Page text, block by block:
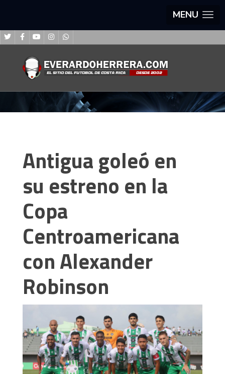
MENU
Antigua goleó en
su estreno en la
Copa
Centroamericana
con Alexander
Robinson